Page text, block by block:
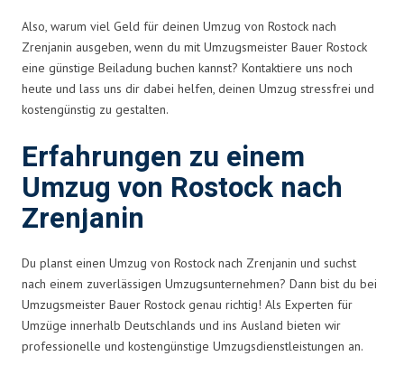
Also, warum viel Geld für deinen Umzug von Rostock nach
Zrenjanin ausgeben, wenn du mit Umzugsmeister Bauer Rostock
eine günstige Beiladung buchen kannst? Kontaktiere uns noch
heute und lass uns dir dabei helfen, deinen Umzug stressfrei und
kostengünstig zu gestalten.
Erfahrungen zu einem
Umzug von Rostock nach
Zrenjanin
Du planst einen Umzug von Rostock nach Zrenjanin und suchst
nach einem zuverlässigen Umzugsunternehmen? Dann bist du bei
Umzugsmeister Bauer Rostock genau richtig! Als Experten für
Umzüge innerhalb Deutschlands und ins Ausland bieten wir
professionelle und kostengünstige Umzugsdienstleistungen an.